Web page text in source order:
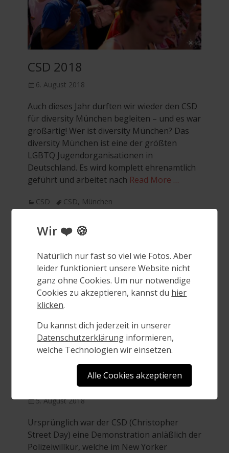
CSD 2018
Posted
6. August 2018
Auch dieses Jahr durften wir wieder den CSD
für diversity München begleiten – und es war
großartig! Wer ist diversity München? Das
diversity München ist eine der größten
LGBTQ Jugendorganisationen in
Deutschland. Es wird komplett ehrenamtlich
geführt und arbeitet nach Read More …
Categories
CSD TagsCSD, München
CSD 2017
Posted
5. August 2018
Ursprünglich war der CSD (Christopher
Street Day) eine Demonstration anläßlich der
Polizeiwillkür, welche im New Yorker